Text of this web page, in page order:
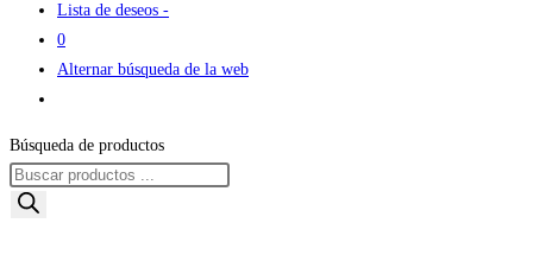
Lista de deseos -
0
Alternar búsqueda de la web
Búsqueda de productos